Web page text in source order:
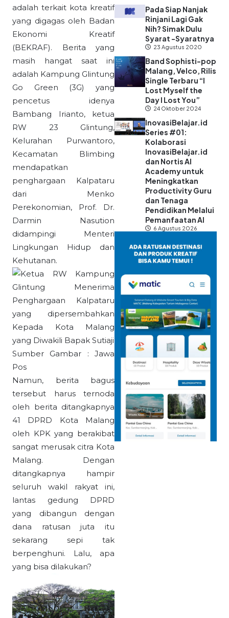
adalah terkait kota kreatif
yang digagas oleh Badan
Ekonomi Kreatif
(BEKRAF). Berita yang
masih hangat saat ini
adalah Kampung Glintung
Go Green (3G) yang
pencetus idenya
Bambang Irianto, ketua
RW 23 Glintung,
Kelurahan Purwantoro,
Kecamatan Blimbing
mendapatkan
penghargaan Kalpataru
dari Menko
Perekonomian, Prof. Dr.
Darmin Nasution
didampingi Menteri
Lingkungan Hidup dan
Kehutanan.
Sumber Gambar : Jawa
Pos
Namun, berita bagus
tersebut harus ternoda
oleh berita ditangkapnya
41 DPRD Kota Malang
oleh KPK yang berakibat
sangat merusak citra Kota
Malang. Dengan
ditangkapnya hampir
seluruh wakil rakyat ini,
lantas gedung DPRD
yang dibangun dengan
dana ratusan juta itu
sekarang sepi tak
berpenghuni. Lalu, apa
yang bisa dilakukan?
Pada Siap Nanjak
Rinjani Lagi Gak
Nih? Simak Dulu
Syarat -Syaratnya
23 Agustus 2020
Band Sophisti-pop
Malang, Velco, Rilis
Single Terbaru “I
Lost Myself the
Day I Lost You”
24 Oktober 2024
InovasiBelajar.id
Series #01:
Kolaborasi
InovasiBelajar.id
dan Nortis AI
Academy untuk
Meningkatkan
Productivity Guru
dan Tenaga
Pendidikan Melalui
Pemanfaatan AI
6 Agustus 2026